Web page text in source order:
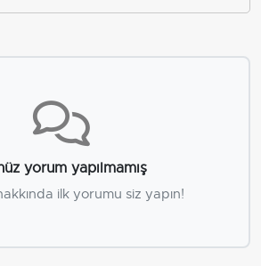
yorum yapılmamış
ilk yorumu siz yapın!